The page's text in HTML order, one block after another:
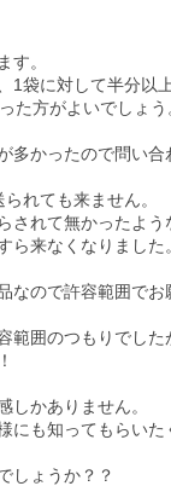
す。
1袋に対して半分以
た方がよいでしょう
多かったので問い
れても来ません。
されて無かったよ
ら来なくなりました。
なので許容範囲でお
範囲のつもりでし
しかありません。
にも知ってもらいた
しょうか？？